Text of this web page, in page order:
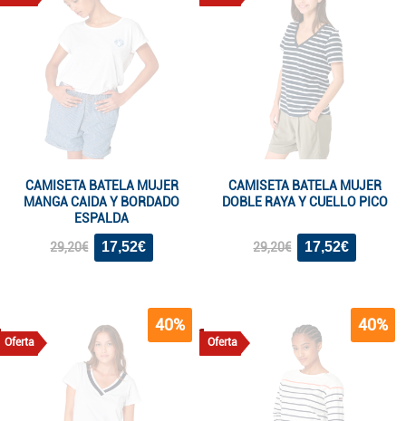
CAMISETA BATELA MUJER
MANGA CAIDA Y BORDADO
ESPALDA
29,20€ 17,52€
CAMISETA BATELA MUJER
DOBLE RAYA Y CUELLO PICO
29,20€ 17,52€
Oferta
40%
Oferta
40%